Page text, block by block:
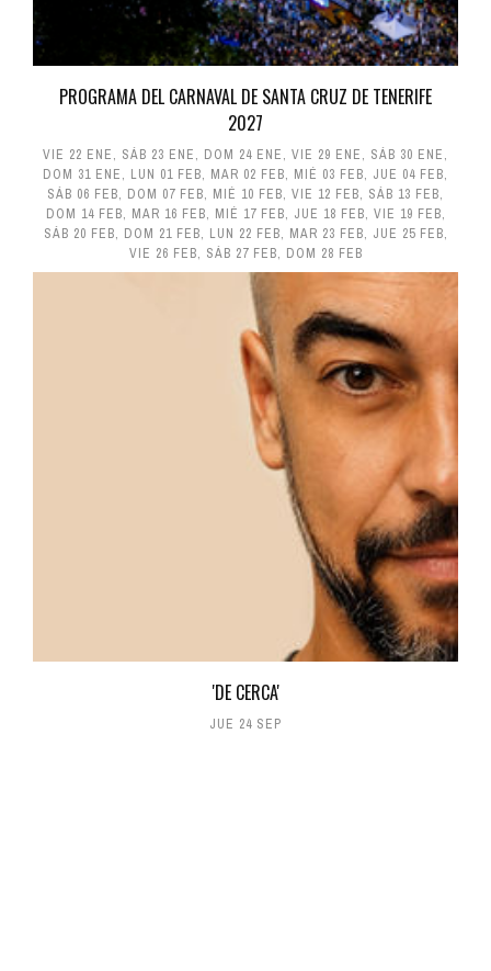
PROGRAMA DEL CARNAVAL DE SANTA CRUZ DE TENERIFE
2027
VIE 22 ENE, SÁB 23 ENE, DOM 24 ENE, VIE 29 ENE, SÁB 30 ENE,
DOM 31 ENE, LUN 01 FEB, MAR 02 FEB, MIÉ 03 FEB, JUE 04 FEB,
SÁB 06 FEB, DOM 07 FEB, MIÉ 10 FEB, VIE 12 FEB, SÁB 13 FEB,
DOM 14 FEB, MAR 16 FEB, MIÉ 17 FEB, JUE 18 FEB, VIE 19 FEB,
SÁB 20 FEB, DOM 21 FEB, LUN 22 FEB, MAR 23 FEB, JUE 25 FEB,
VIE 26 FEB, SÁB 27 FEB, DOM 28 FEB
'DE CERCA'
JUE 24 SEP